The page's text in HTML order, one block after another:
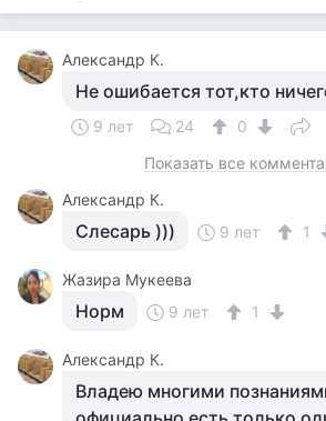
Александр К.
Не ошибается тот,кто
9 лет 24
0
Показать все
Александр К.
Слесарь ))) 9 лет 1
Жазира Мукеева
Норм 9 лет 1
Александр К.
Владею многими